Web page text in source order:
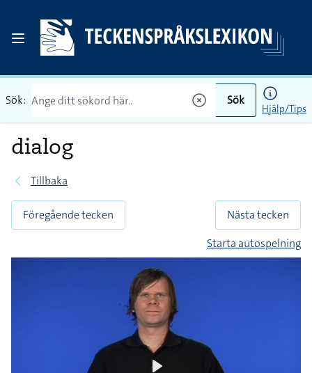
Sök: Sök
Hjälp/Tips
dialog
Tillbaka
Föregående tecken
Nästa tecken
Starta autospelning